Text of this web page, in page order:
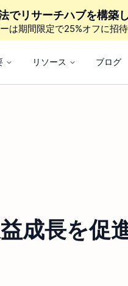
でリサーチハブを構築
は期間限定で25%オフに招
リソース ブログ
成長を促